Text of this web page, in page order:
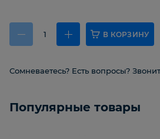
В КОРЗИНУ
Сомневаетесь? Есть вопросы?
Популярные товары